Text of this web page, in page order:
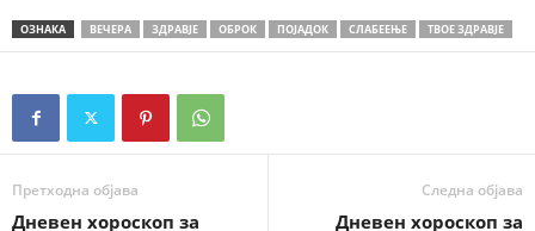
ОЗНАКА ВЕЧЕРА ЗДРАВЈЕ ОБРОК ПОЈАДОК СЛАБЕЕЊЕ ТВОЕ ЗДРАВЈЕ
Претходна објава
Дневен хороскоп за
Следна објава
Дневен хороскоп за